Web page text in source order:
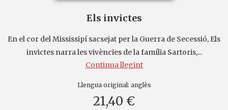
Els invictes
En el cor del Mississipí sacsejat per la Guerra de Secessió, Els
invictes narra les vivències de la família Sartoris,...
Continua llegint
Llengua original: anglès
21,40 €